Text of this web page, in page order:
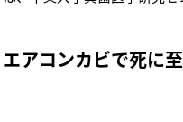
量に吸い込むと、アレルギ
しては危険です」そこで、矢
エアコンカビで死に